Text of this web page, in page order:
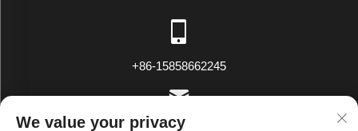
+86-15858662245
[email protected]
We value your privacy